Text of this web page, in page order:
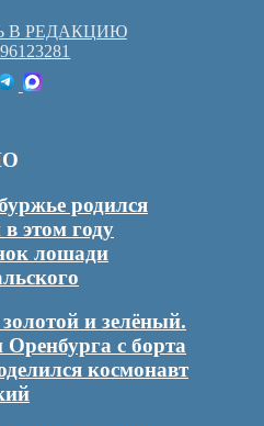
В РЕДАКЦИЮ
родился
этом году
лошади
и зелёный.
с борта
космонавт